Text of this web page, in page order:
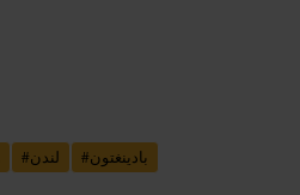
#لندن #بادينغتون